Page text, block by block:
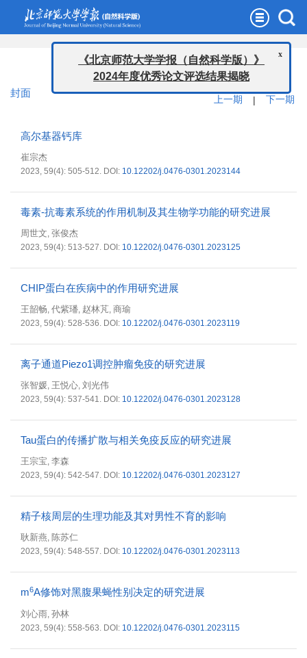
2023年 第59卷 第4期
封面
上一期 | 下一期
高尔基器钙库
崔宗杰
2023, 59(4): 505-512. DOI: 10.12202/j.0476-0301.2023144
毒素-抗毒素系统的作用机制及其生物学功能的研究进展
周世文, 张俊杰
2023, 59(4): 513-527. DOI: 10.12202/j.0476-0301.2023125
CHIP蛋白在疾病中的作用研究进展
王韶畅, 代紫璠, 赵林芃, 商瑜
2023, 59(4): 528-536. DOI: 10.12202/j.0476-0301.2023119
离子通道Piezo1调控肿瘤免疫的研究进展
张智媛, 王悦心, 刘光伟
2023, 59(4): 537-541. DOI: 10.12202/j.0476-0301.2023128
Tau蛋白的传播扩散与相关免疫反应的研究进展
王宗宝, 李森
2023, 59(4): 542-547. DOI: 10.12202/j.0476-0301.2023127
精子核周层的生理功能及其对男性不育的影响
耿新燕, 陈苏仁
2023, 59(4): 548-557. DOI: 10.12202/j.0476-0301.2023113
m6A修饰对黑腹果蝇性别决定的研究进展
刘心雨, 孙林
2023, 59(4): 558-563. DOI: 10.12202/j.0476-0301.2023115
《北京师范大学学报（自然科学版）》